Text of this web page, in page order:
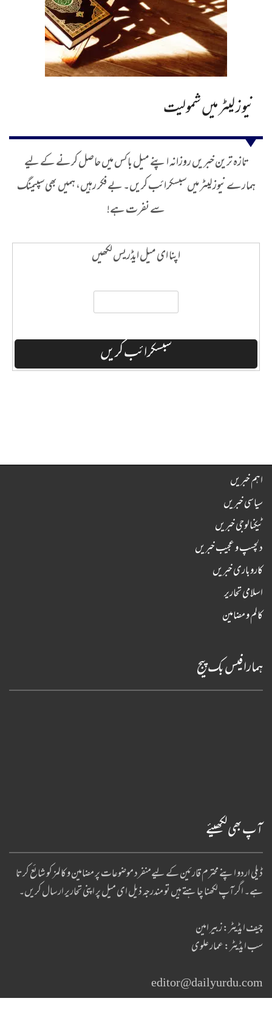
نیوز لیٹر میں شمولیت
تازہ ترین خبریں روزانہ اپنے میل باکس میں حاصل کرنے کے لیے
ہمارے نیوز لیٹر میں سبسکرائب کریں۔ بے فکر رہیں، ہمیں بھی سپیمنگ
سے نفرت ہے!
اپنا ای میل ایڈریس لکھیں
اہم خبریں
سیاسی خبریں
ٹیکنالوجی خبریں
دلچسپ و عجیب خبریں
کاروباری خبریں
اسلامی تحاریر
کالم و مضامین
ہمارا فیس بک پیج
آپ بھی لکھیئے
ڈیلی اردو اپنے محترم قارئین کے لیےمنفرد موضوعات پر مضامین و کالمز کو شائع کرتا
ہے۔ اگر آپ لکھنا چا ہتے ہیں تو مندرجہ ذیل ای میل پر اپنی تحاریر ارسال کریں۔
چیف ایڈیٹر: زبیر امین
سب ایڈیٹر: عمار علوی
editor@dailyurdu.com